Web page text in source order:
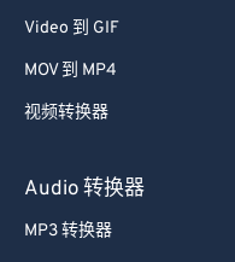
Video 到 GIF
MOV 到 MP4
视频转换器
Audio 转换器
MP3 转换器